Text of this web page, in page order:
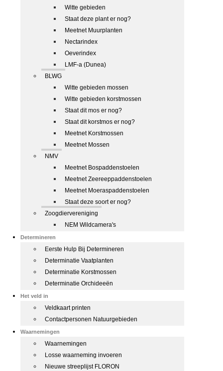
Witte gebieden
Staat deze plant er nog?
Meetnet Muurplanten
Nectarindex
Oeverindex
LMF-a (Dunea)
BLWG
Witte gebieden mossen
Witte gebieden korstmossen
Staat dit mos er nog?
Staat dit korstmos er nog?
Meetnet Korstmossen
Meetnet Mossen
NMV
Meetnet Bospaddenstoelen
Meetnet Zeereeppaddenstoelen
Meetnet Moeraspaddenstoelen
Staat deze soort er nog?
Zoogdiervereniging
NEM Wildcamera's
Determineren
Eerste Hulp Bij Determineren
Determinatie Vaatplanten
Determinatie Korstmossen
Determinatie Orchideeën
Het veld in
Veldkaart printen
Contactpersonen Natuurgebieden
Waarnemingen
Waarnemingen
Losse waarneming invoeren
Nieuwe streeplijst FLORON